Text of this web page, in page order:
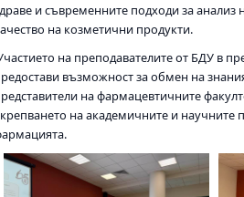
и съвременните подходи за
на козметични продукти.
на преподавателите от БДУ в
възможност за обмен на
на фармацевтичните
на академичните и научните